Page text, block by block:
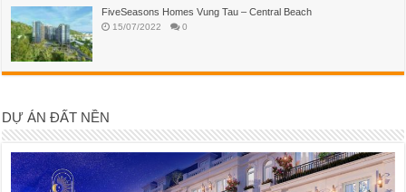
FiveSeasons Homes Vung Tau – Central Beach
15/07/2022 0
DỰ ÁN ĐẤT NỀN